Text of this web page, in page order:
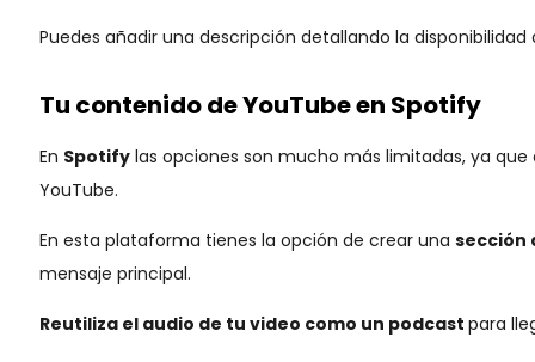
Puedes añadir una descripción detallando la
Tu contenido de YouTube en Spotify
En Spotify las opciones son mucho más limitadas, ya
YouTube.
En esta plataforma tienes la opción de crear una sección
mensaje principal.
Reutiliza el audio de tu video como un podcast para